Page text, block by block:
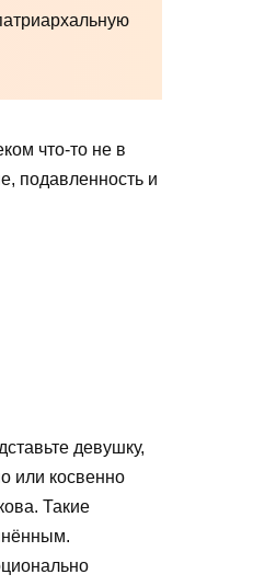
что-то не в
подавленность и
девушку,
или косвенно
Такие